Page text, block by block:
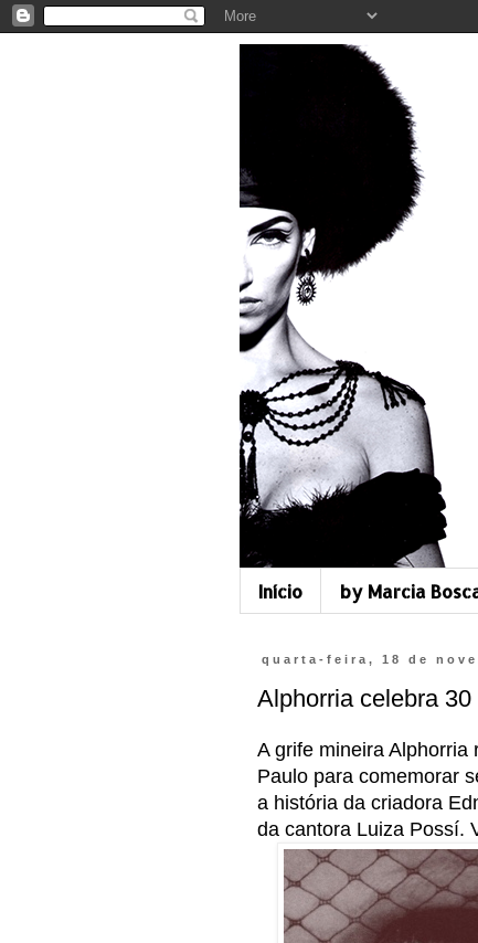
Início by Marcia
quarta-feira, 18 de
Alphorria celebra
A grife mineira
Paulo para comemorar
a história da criadora
da cantora Luiza Possí.